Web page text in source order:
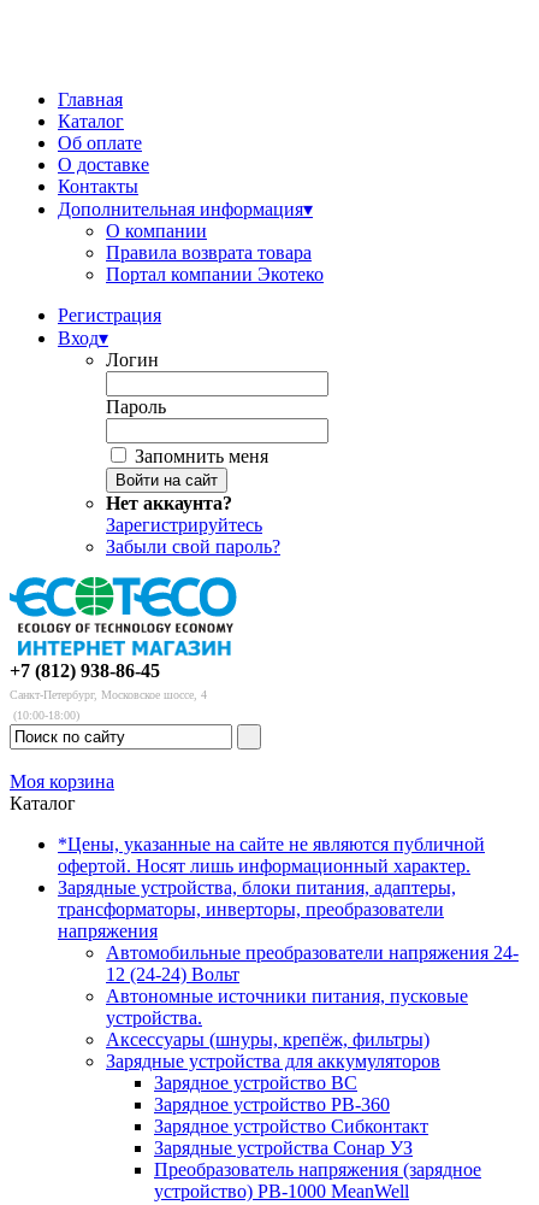
Главная
Каталог
Об оплате
О доставке
Контакты
Дополнительная информация▾
О компании
Правила возврата товара
Портал компании Экотеко
Регистрация
Вход▾
Логин
Пароль
Запомнить меня
Нет аккаунта?
Зарегистрируйтесь
Забыли свой пароль?
+7 (812) 938-86-45
Санкт-Петербург, Московское шоссе, 4
(10:00-18:00)
Моя корзина
Каталог
*Цены, указанные на сайте не являются публичной
офертой. Носят лишь информационный характер.
Зарядные устройства, блоки питания, адаптеры,
трансформаторы, инверторы, преобразователи
напряжения
Автомобильные преобразователи напряжения 24-
12 (24-24) Вольт
Автономные источники питания, пусковые
устройства.
Аксессуары (шнуры, крепёж, фильтры)
Зарядные устройства для аккумуляторов
Зарядное устройство BC
Зарядное устройство PB-360
Зарядное устройство Сибконтакт
Зарядные устройства Сонар УЗ
Преобразователь напряжения (зарядное
устройство) PB-1000 MeanWell